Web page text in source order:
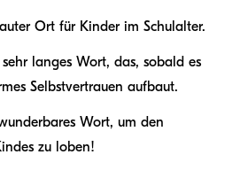
Ort für Kinder im Schulalter.
sehr langes Wort, das, sobald es
Selbstvertrauen aufbaut.
Wort, um den
zu loben!